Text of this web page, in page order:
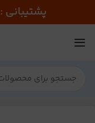
پشتیبانی : 02166102619 - 09366119082